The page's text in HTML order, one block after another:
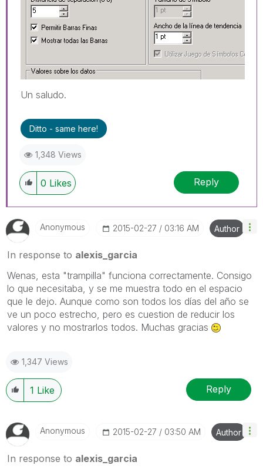
Un saludo.
Ditto - same here!
1,348 Views
0 Likes Reply
Anonymous ‎2015-02-27 03:16 AM Author
In response to alexis_garcia
Wenas, esta "trampilla" funciona correctamente. Consigo
lo que necesitaba, y se me muestra todo en el espacio
que le dejo. Aunque como son todos los días del año se
ve un poco estrecho, pero es cuestion de reducir los
valores y no mostrarlos todos. Muchas gracias
1,347 Views
1 Like Reply
Anonymous ‎2015-02-27 03:50 AM Author
In response to alexis_garcia